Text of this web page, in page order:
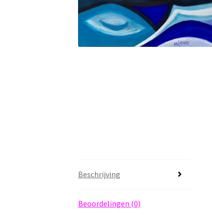
Beschrijving
Beoordelingen (0)